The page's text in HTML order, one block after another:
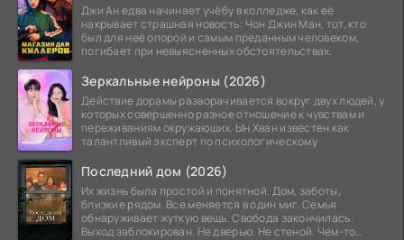
Джи Ан едва начинает учёбу в колледже, как её
накрывает страшная новость: Чон Джин Ман, тот, кто
был для неё опорой и самым преданным человеком,
погибает при невыясненных обстоятельствах.
Зеркальные нейроны (2026)
Действие дорамы разворачивается вокруг двух людей, у
которых совершенно разное отношение к чувствам и
переживаниям окружающих. Ын Хван известен как
талантливый эксперт по психологическому
Последний дом (2026)
Их жизнь была простой и понятной. Дом, заботы,
близкие рядом. Все меняется в один миг. Семья
обнаруживает жуткую вещь. Свобода закончилась.
Выход заблокирован. Не дверью. Не стеной. Чем-то